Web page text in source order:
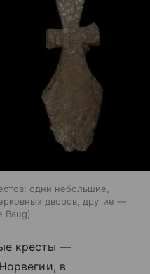
одни небольшие,
дворов, другие —
Baug
кресты —
в